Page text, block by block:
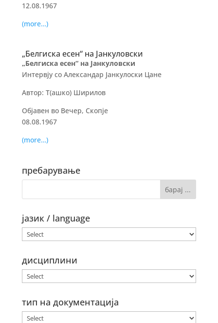
12.08.1967
(more…)
„Белгиска есен“ на Јанкуловски
„Белгиска есен“ на Јанкуловски
Интервју со Александар Јанкулоски Цане
Автор: Т(ашко) Ширилов
Објавен во Вечер, Скопје
08.08.1967
(more…)
пребарување
јазик / language
дисциплини
тип на документација